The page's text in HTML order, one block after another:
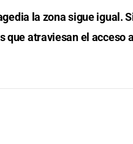
la zona sigue igual.
que atraviesan el acceso